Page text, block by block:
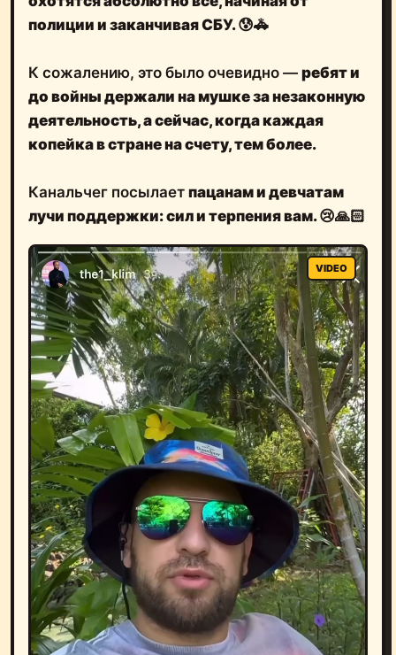
полиции и заканчивая СБУ. 😰🚓
К сожалению, это было очевидно — ребят и
до войны держали на мушке за незаконную
деятельность, а сейчас, когда каждая
копейка в стране на счету, тем более.
Канальчег посылает пацанам и девчатам
лучи поддержки: сил и терпения вам. 😢🙏🏻